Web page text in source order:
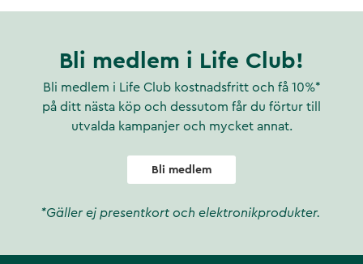
Bli medlem i Life Club!
Bli medlem i Life Club kostnadsfritt och få 10%*
på ditt nästa köp och dessutom får du förtur till
utvalda kampanjer och mycket annat.
Bli medlem
*Gäller ej presentkort och elektronikprodukter.